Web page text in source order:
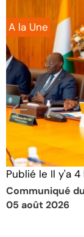
A la Une
Publié le Il y'a
Communiqué
05 août 2026